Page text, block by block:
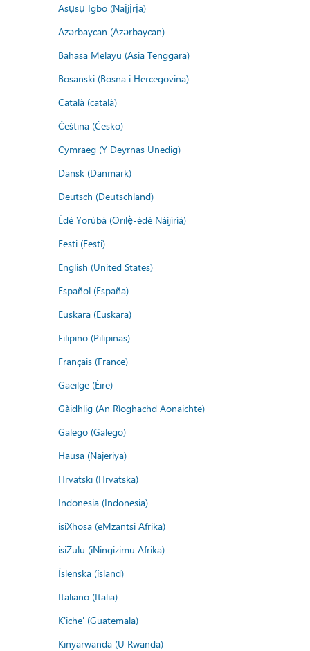
Asụsụ Igbo (Naịjịrịa)
Azərbaycan (Azərbaycan)
Bahasa Melayu (Asia Tenggara)
Bosanski (Bosna i Hercegovina)
Català (català)
Čeština (Česko)
Cymraeg (Y Deyrnas Unedig)
Dansk (Danmark)
Deutsch (Deutschland)
Èdè Yorùbá (Orilẹ̀-èdè Nàìjíríà)
Eesti (Eesti)
English (United States)
Español (España)
Euskara (Euskara)
Filipino (Pilipinas)
Français (France)
Gaeilge (Éire)
Gàidhlig (An Rìoghachd Aonaichte)
Galego (Galego)
Hausa (Najeriya)
Hrvatski (Hrvatska)
Indonesia (Indonesia)
isiXhosa (eMzantsi Afrika)
isiZulu (iNingizimu Afrika)
Íslenska (ísland)
Italiano (Italia)
K'iche' (Guatemala)
Kinyarwanda (U Rwanda)